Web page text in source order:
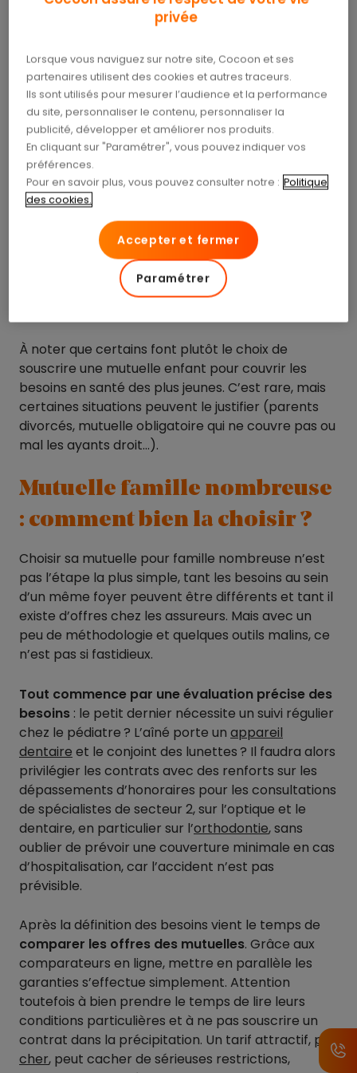
Dans ce cas, la solution la plus économique est de
quitte à ajouter une surcomplémentaire si les
garanties santé prévues par le contrat collectif
s’avèrent insuffisantes.
Lorsqu’aucun des parents n’est salarié,il peut être
plus judicieux d’opter pour une seulemutuelle
santé pour la famille . Elles offrent une couverture
identique pour chaque membre du foyer et en
interlocuteur unique au lieu de plusieurs. Un seul
contrat et une seule adresse à laquelle envoyer
ses demandes remboursements, cela simplifie la
gestion de l’administratif et permet de se
À noter que certains font plutôt le choix de
souscrire une mutuelle enfant pour couvrir les
besoins en santé des plus jeunes. C’est rare, mais
certaines situations peuvent le justifier (parents
divorcés, mutuelle obligatoire qui ne couvre pas ou
mal les ayants droit…).
Mutuelle famille nombreuse
: comment bien la choisir ?
Choisir sa mutuelle pour famille nombreuse n’est
pas l’étape la plus simple, tant les besoins au sein
d’un même foyer peuvent être différents et tant il
existe d’offres chez les assureurs. Mais avec un
peu de méthodologie et quelques outils malins, ce
n’est pas si fastidieux.
Tout commence par une évaluation précise des
besoins : le petit dernier nécessite un suivi régulier
chez le pédiatre ? L’aîné porte un appareil
dentaire et le conjoint des lunettes ? Il faudra alors
privilégier les contrats avec des renforts sur les
dépassements d’honoraires pour les consultations
de spécialistes de secteur 2, sur l’optique et le
dentaire, en particulier sur l’orthodontie, sans
oublier de prévoir une couverture minimale en cas
d’hospitalisation, car l’accident n’est pas
prévisible.
Après la définition des besoins vient le temps de
comparer les offres des mutuelles. Grâce aux
comparateurs en ligne, mettre en parallèle les
garanties s’effectue simplement. Attention
toutefois à bien prendre le temps de lire leurs
conditions particulières et à ne pas souscrire un
contrat dans la précipitation. Un tarif attractif, pas
cher, peut cacher de sérieuses restrictions,
privée
Lorsque vous naviguez sur notre site, Cocoon et ses
partenaires utilisent des cookies et autres traceurs.
Ils sont utilisés pour mesurer l’audience et la performance
du site, personnaliser le contenu, personnaliser la
publicité, développer et améliorer nos produits.
En cliquant sur "Paramétrer", vous pouvez indiquer vos
préférences.
Pour en savoir plus, vous pouvez consulter notre : Politique
des cookies.
Accepter et fermer
Paramétrer